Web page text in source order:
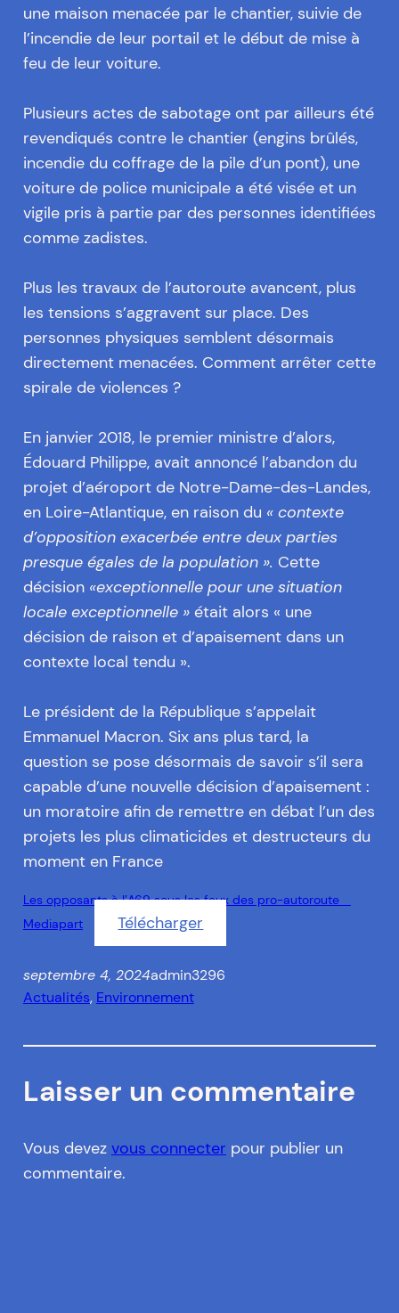
une maison menacée par le chantier, suivie de
l’incendie de leur portail et le début de mise à
feu de leur voiture.
Plusieurs actes de sabotage ont par ailleurs été
revendiqués contre le chantier (engins brûlés,
incendie du coffrage de la pile d’un pont), une
voiture de police municipale a été visée et un
vigile pris à partie par des personnes identifiées
comme zadistes.
Plus les travaux de l’autoroute avancent, plus
les tensions s’aggravent sur place. Des
personnes physiques semblent désormais
directement menacées. Comment arrêter cette
spirale de violences ?
En janvier 2018, le premier ministre d’alors,
Édouard Philippe, avait annoncé l’abandon du
projet d’aéroport de Notre-Dame-des-Landes,
en Loire-Atlantique, en raison du « contexte
d’opposition exacerbée entre deux parties
presque égales de la population ». Cette
décision «exceptionnelle pour une situation
locale exceptionnelle »était alors « une
décision de raison et d’apaisement dans un
contexte local tendu ».
Le président de la République s’appelait
Emmanuel Macron. Six ans plus tard, la
question se pose désormais de savoir s’il sera
capable d’une nouvelle décision d’apaisement :
un moratoire afin de remettre en débat l’un des
projets les plus climaticides et destructeurs du
moment en France
Les opposants à l’A69 sous les feux des pro-autoroute _
Mediapart
Télécharger
septembre 4, 2024admin3296
Actualités, Environnement
Laisser un commentaire
Vous devez vous connecter pour publier un
commentaire.